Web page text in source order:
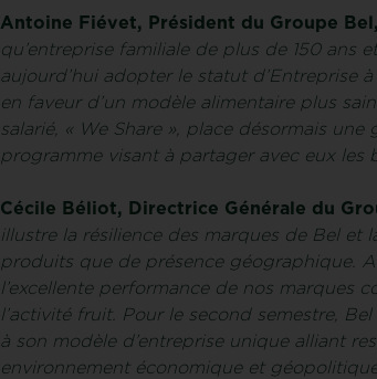
Antoine Fiévet, Président du Groupe Bel,
qu’entreprise familiale de plus de 150 ans
aujourd’hui adopter le statut d’Entreprise
en faveur d’un modèle alimentaire plus
salarié, « We Share », place désormais
programme visant à partager avec eux les
Cécile Béliot, Directrice Générale du
illustre la résilience des marques de Bel
produits que de présence géographique.
l’excellente performance de nos
l’activité fruit. Pour le second semestre,
à son modèle d’entreprise unique alliant
environnement économique et